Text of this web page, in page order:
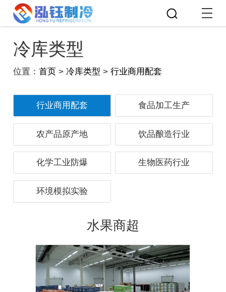
冷库类型
位置： 首页> 冷库类型 > 行业商用配套
行业商用配套 食品加工生产
农产品原产地 饮品酿造行业
化学工业防爆 生物医药行业
环境模拟实验
水果商超